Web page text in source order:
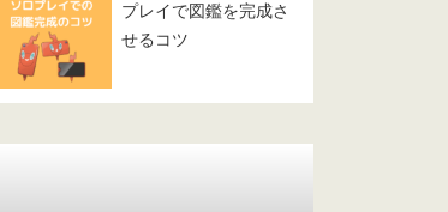
プレイで図鑑を完成さ
せるコツ